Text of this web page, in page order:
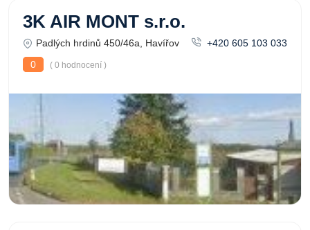
3K AIR MONT s.r.o.
Padlých hrdinů 450/46a, Havířov
+420 605 103 033
0
( 0 hodnocení )